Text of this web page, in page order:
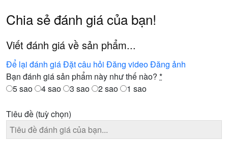
Chia sẻ đánh giá của bạn!
Viết đánh giá về sản phẩm...
Để lại đánh giáĐặt câu hỏi Đăng videoĐăng ảnh
Bạn đánh giá sản phẩm này như thế nào? *
5 sao
4 sao 3 sao 2 sao 1 sao
Tiêu đề (tuỳ chọn)